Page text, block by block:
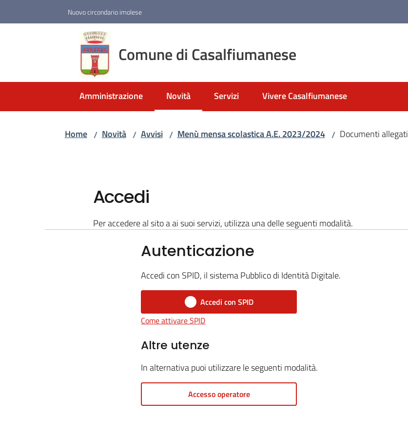
Nuovo circondario imolese
Comune di Casalfiumanese
Amministrazione Novità
Menu selezionato
Servizi Vivere Casalfiumanese
Home / Novità / Avvisi / Menù mensa scolastica A.E. 2023/2024 / Documenti allegati
Accedi
Per accedere al sito a ai suoi servizi, utilizza una delle seguenti modalità.
Autenticazione
Accedi con SPID, il sistema Pubblico di Identità Digitale.
Accedi con SPID
Come attivare SPID
Altre utenze
In alternativa puoi utilizzare le seguenti modalità.
Accesso operatore